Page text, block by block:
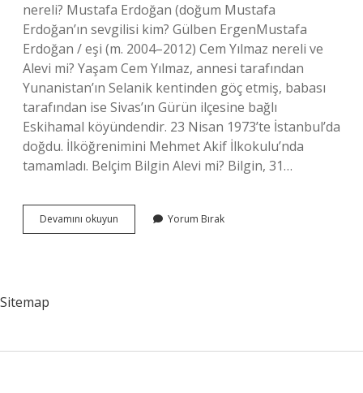
nereli? Mustafa Erdoğan (doğum Mustafa
Erdoğan’ın sevgilisi kim? Gülben ErgenMustafa
Erdoğan / eşi (m. 2004–2012) Cem Yılmaz nereli ve
Alevi mi? Yaşam Cem Yılmaz, annesi tarafından
Yunanistan’ın Selanik kentinden göç etmiş, babası
tarafından ise Sivas’ın Gürün ilçesine bağlı
Eskihamal köyündendir. 23 Nisan 1973’te İstanbul’da
doğdu. İlköğrenimini Mehmet Akif İlkokulu’nda
tamamladı. Belçim Bilgin Alevi mi? Bilgin, 31…
Devamını okuyun Mustafa
Erdoğan
Yorum Bırak
Sitemap